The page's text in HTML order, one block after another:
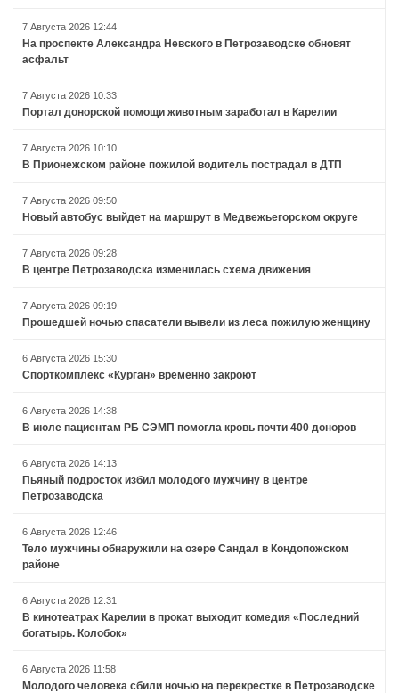
7 Августа 2026 12:44
На проспекте Александра Невского в Петрозаводске обновят
асфальт
7 Августа 2026 10:33
Портал донорской помощи животным заработал в Карелии
7 Августа 2026 10:10
В Прионежском районе пожилой водитель пострадал в ДТП
7 Августа 2026 09:50
Новый автобус выйдет на маршрут в Медвежьегорском округе
7 Августа 2026 09:28
В центре Петрозаводска изменилась схема движения
7 Августа 2026 09:19
Прошедшей ночью спасатели вывели из леса пожилую женщину
6 Августа 2026 15:30
Спорткомплекс «Курган» временно закроют
6 Августа 2026 14:38
В июле пациентам РБ СЭМП помогла кровь почти 400 доноров
6 Августа 2026 14:13
Пьяный подросток избил молодого мужчину в центре
Петрозаводска
6 Августа 2026 12:46
Тело мужчины обнаружили на озере Сандал в Кондопожском
районе
6 Августа 2026 12:31
В кинотеатрах Карелии в прокат выходит комедия «Последний
богатырь. Колобок»
6 Августа 2026 11:58
Молодого человека сбили ночью на перекрестке в Петрозаводске